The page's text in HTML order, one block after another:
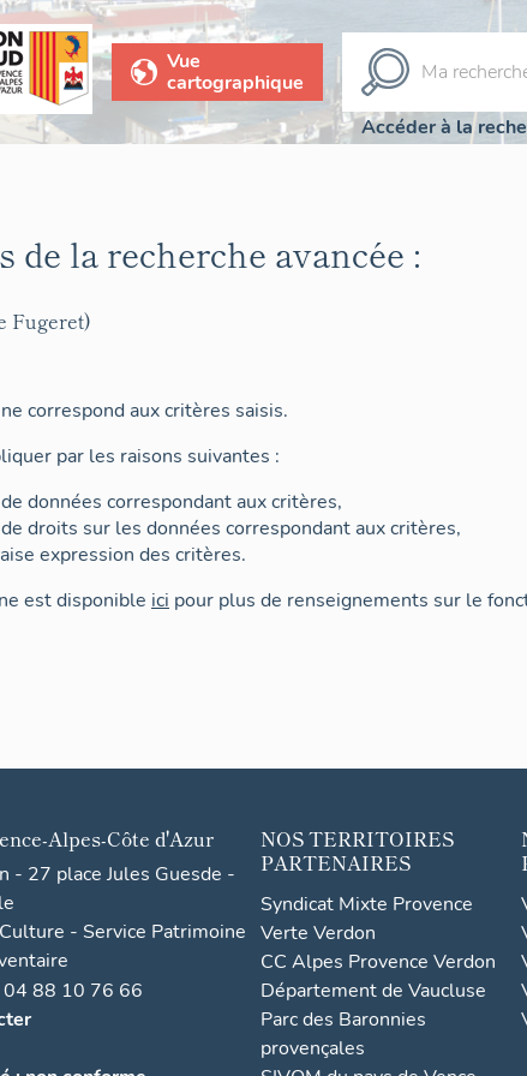
Vue
cartographique
Accéder à la
de la recherche avancée :
Fugeret)
correspond aux critères saisis.
par les raisons suivantes :
données correspondant aux critères,
droits sur les données correspondant aux critères,
expression des critères.
est disponible ici pour plus de renseignements sur le
Alpes-Côte d'Azur
- 27 place Jules Guesde -
- Service Patrimoine
04 88 10 76 66
NOS TERRITOIRES
PARTENAIRES
Syndicat Mixte Provence
Verte Verdon
CC Alpes Provence Verdon
Département de Vaucluse
Parc des Baronnies
provençales